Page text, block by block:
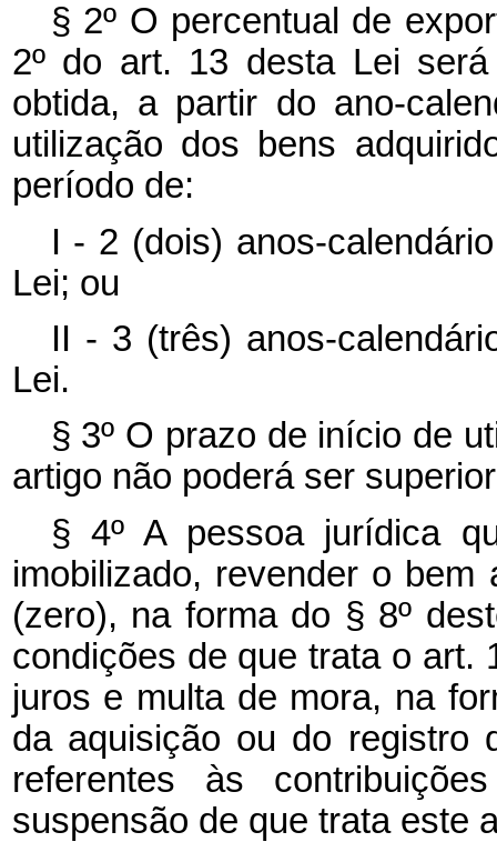
§ 2º O percentual de
2º do art. 13 desta Lei
obtida, a partir do ano-
utilização dos bens
período de:
I - 2 (dois) anos-
Lei; ou
II - 3 (três) anos-
Lei.
§ 3º O prazo de início de
artigo não poderá ser
§ 4º A pessoa jurídica
imobilizado, revender o
(zero), na forma do § 8º
condições de que trata o art.
juros e multa de mora, na
da aquisição ou do registro
referentes às
suspensão de que trata este